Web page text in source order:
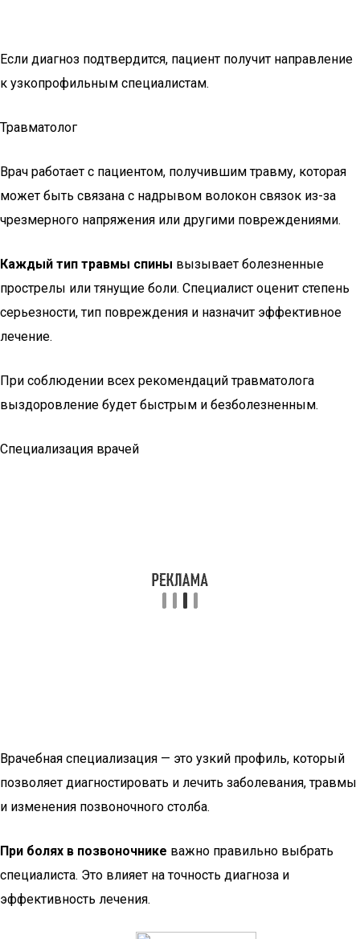
Если диагноз подтвердится, пациент получит направление
к узкопрофильным специалистам.
Травматолог
Врач работает с пациентом, получившим травму, которая
может быть связана с надрывом волокон связок из-за
чрезмерного напряжения или другими повреждениями.
Каждый тип травмы спины вызывает болезненные
прострелы или тянущие боли. Специалист оценит степень
серьезности, тип повреждения и назначит эффективное
лечение.
При соблюдении всех рекомендаций травматолога
выздоровление будет быстрым и безболезненным.
Специализация врачей
Врачебная специализация — это узкий профиль, который
позволяет диагностировать и лечить заболевания, травмы
и изменения позвоночного столба.
При болях в позвоночнике важно правильно выбрать
специалиста. Это влияет на точность диагноза и
эффективность лечения.